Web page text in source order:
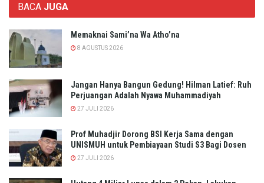
BACA JUGA
Memaknai Sami’na Wa Atho’na
8 AGUSTUS 2026
Jangan Hanya Bangun Gedung! Hilman Latief: Ruh
Perjuangan Adalah Nyawa Muhammadiyah
27 JULI 2026
Prof Muhadjir Dorong BSI Kerja Sama dengan
UNISMUH untuk Pembiayaan Studi S3 Bagi Dosen
27 JULI 2026